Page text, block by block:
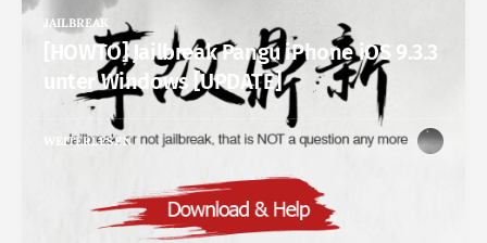
JAILBREAK
[HOWTO] Jailbreak Pangu iPhone iOS 9.3.3
unter Windows [UPDATE]
WEITERLESEN